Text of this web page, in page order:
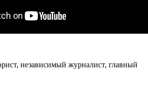
независимый журналист, главный